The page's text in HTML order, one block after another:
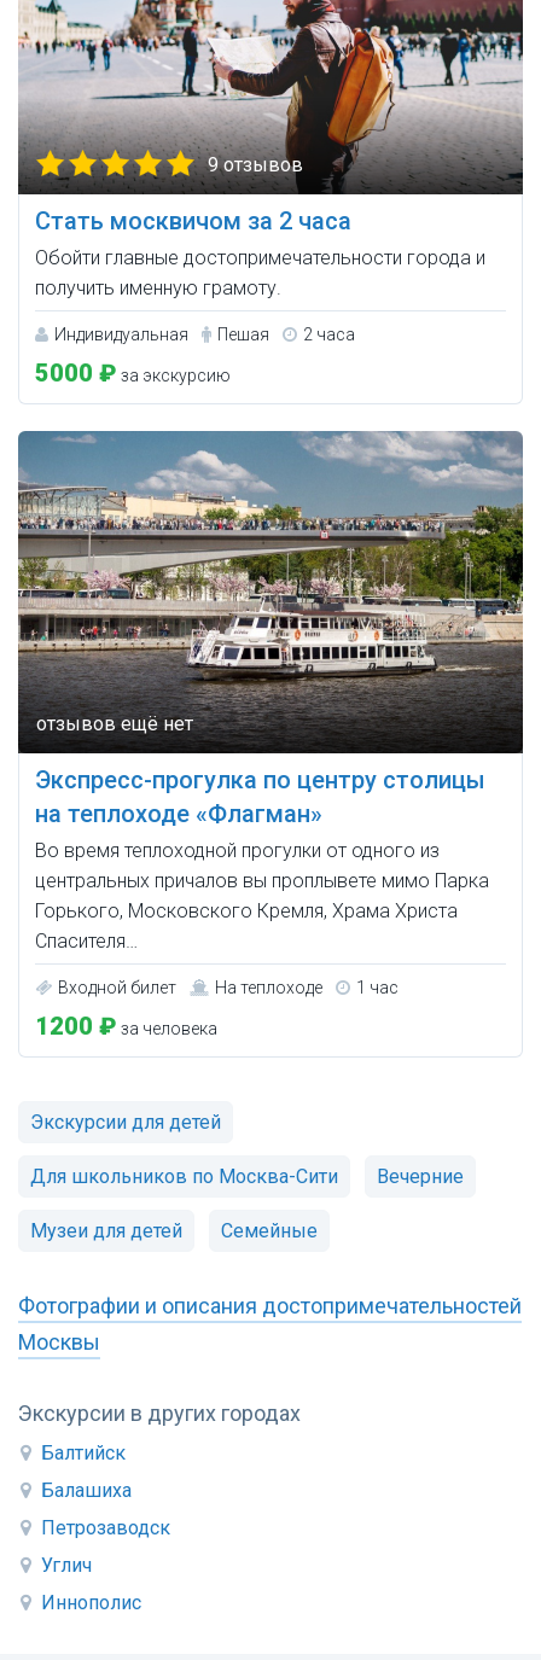
Экскурсии в других городах
Балтийск
Балашиха
Петрозаводск
Углич
Иннополис
9 отзывов
Стать москвичом за 2 часа
Обойти главные достопримечательности города и
получить именную грамоту.
Индивидуальная Пешая 2 часа
5000 ₽ за экскурсию
Экспресс-прогулка по центру столицы
на теплоходе «Флагман»
Во время теплоходной прогулки от одного из
центральных причалов вы проплывете мимо Парка
Горького, Московского Кремля, Храма Христа
Спасителя…
Входной билет На теплоходе 1 час
1200 ₽ за человека
Экскурсии для детей
Для школьников по Москва-Сити Вечерние
Музеи для детей Семейные
Фотографии и описания достопримечательностей
Москвы